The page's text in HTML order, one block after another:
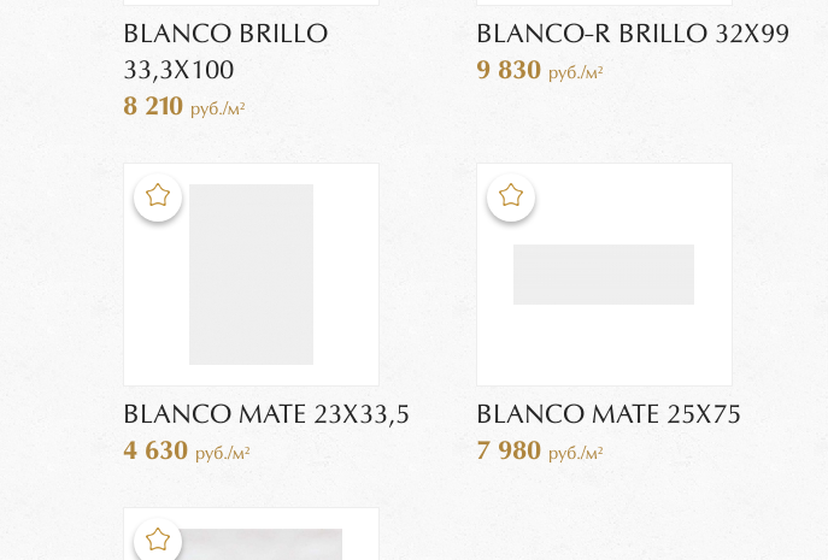
BLANCO BRILLO
33,3X100
8 210 руб./м²
BLANCO-R BRILLO 32X99
9 830 руб./м²
BLANCO MATE 23X33,5
4 630 руб./м²
BLANCO MATE 25X75
7 980 руб./м²